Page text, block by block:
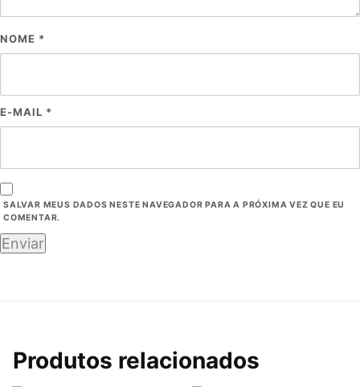
NOME *
E-MAIL *
SALVAR MEUS DADOS NESTE NAVEGADOR PARA A PRÓXIMA VEZ QUE EU
COMENTAR.
Produtos relacionados